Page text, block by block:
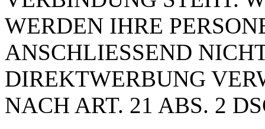
WERDEN IHRE
ANSCHLIESSEND
DIREKTWERBUNG
NACH ART. 21 ABS. 2